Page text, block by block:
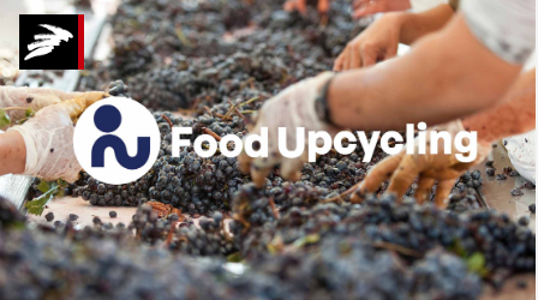
Praktiske spørgsmål
Spørgsmål til tilmelding, forplejning,
afholdelsessted m.m.
Hvad kan vi hjælpe
dig med?